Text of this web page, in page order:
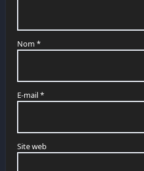
Nom *
E-mail*
Site web